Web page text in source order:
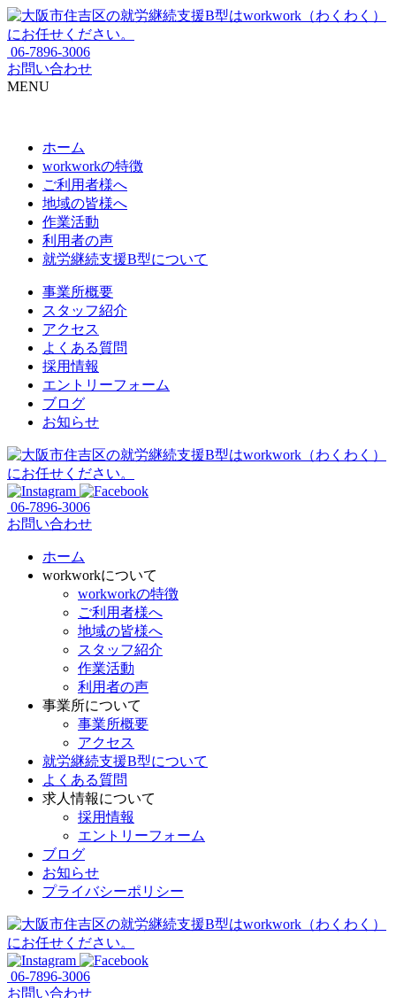
06-7896-3006
お問い合わせ
MENU
ホーム
workworkの特徴
ご利用者様へ
地域の皆様へ
作業活動
利用者の声
就労継続支援B型について
事業所概要
スタッフ紹介
アクセス
よくある質問
採用情報
エントリーフォーム
ブログ
お知らせ
06-7896-3006
お問い合わせ
ホーム
workworkについて
workworkの特徴
ご利用者様へ
地域の皆様へ
スタッフ紹介
作業活動
利用者の声
事業所について
事業所概要
アクセス
就労継続支援B型について
よくある質問
求人情報について
採用情報
エントリーフォーム
ブログ
お知らせ
プライバシーポリシー
06-7896-3006
お問い合わせ